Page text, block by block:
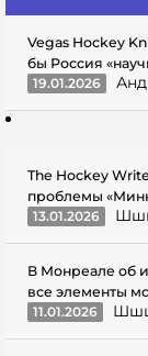
Vegas Hockey
бы Россия
19.01.2026
The Hockey
проблемы
13.01.2026
В Монреале об
все элементы
11.01.2026